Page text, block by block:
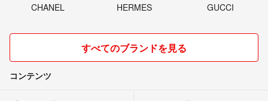
CHANEL HERMES GUCCI
すべてのブランドを見る
コンテンツ